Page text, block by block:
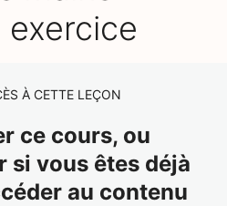
3 – L'ESPRIT
À CETTE LEÇON
ce cours, ou
si vous êtes déjà
au contenu